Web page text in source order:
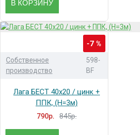
В КОРЗИНУ
-7 %
Собственное
производство
598-
BF
Лага БЕСТ 40x20 / цинк +
ППК, (H=3м)
790р. 845р.